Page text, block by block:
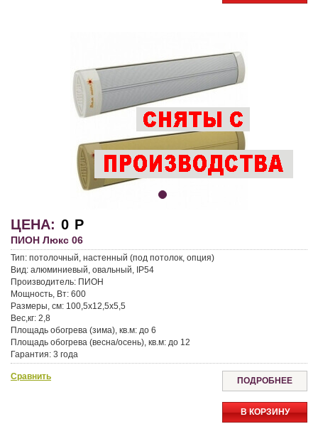
ЦЕНА: 0 Р
ПИОН Люкс 06
Тип: потолочный, настенный (под потолок, опция)
Вид: алюминиевый, овальный, IP54
Производитель: ПИОН
Мощность, Вт: 600
Размеры, см: 100,5x12,5x5,5
Вес,кг: 2,8
Площадь обогрева (зима), кв.м: до 6
Площадь обогрева (весна/осень), кв.м: до 12
Гарантия: 3 года
Доставка: Москва и МО — курьером, По России — транспортные
компании
Скидки: для пенсионеров — 3%, для повторных покупателей — 5%
Сравнить ПОДРОБНЕЕ
В КОРЗИНУ